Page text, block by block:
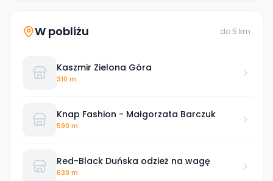
W pobliżu do 5 km
Kaszmir Zielona Góra
310 m
Knap Fashion - Małgorzata Barczuk
590 m
Red-Black Duńska odzież na wagę
630 m